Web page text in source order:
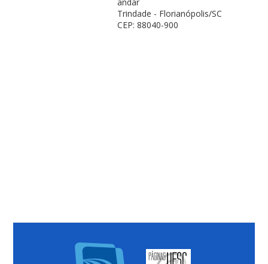
Trindade - Florianópolis/SC
CEP: 88040-900